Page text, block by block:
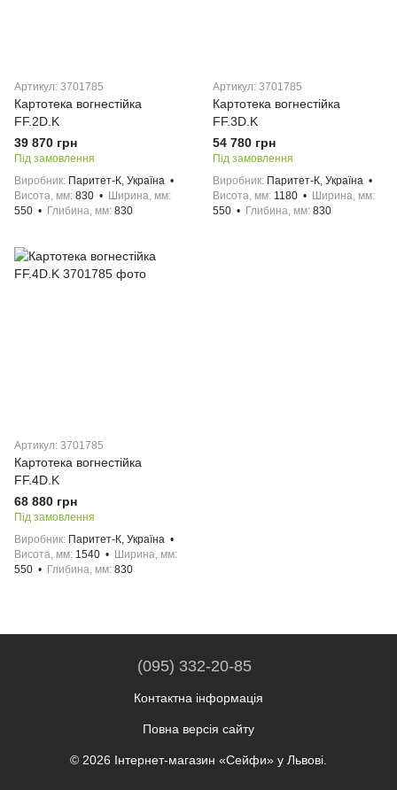
Артикул: 3701785
Картотека вогнестійка
FF.2D.K
39 870 грн
Під замовлення
Виробник Паритет-К, Україна
Висота, мм 830
Ширина, мм
550
Глибина, мм 830
Артикул: 3701785
Картотека вогнестійка
FF.3D.K
54 780 грн
Під замовлення
Виробник Паритет-К, Україна
Висота, мм 1180
Ширина, мм
550
Глибина, мм 830
Артикул: 3701785
Картотека вогнестійка
FF.4D.K
68 880 грн
Під замовлення
Виробник Паритет-К, Україна
Висота, мм 1540
Ширина, мм
550
Глибина, мм 830
(095) 332-20-85
Контактна інформація
Повна версія сайту
© 2026 Інтернет-магазин «Сейфи» у Львові.